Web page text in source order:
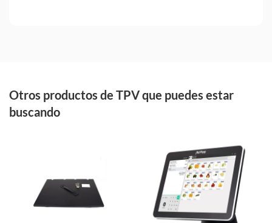
Otros productos de TPV que puedes estar
buscando